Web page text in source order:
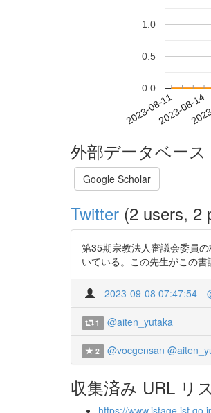
2023-08-112023-08-14
0.0
0.5
1.0
外部データベース
Google Scholar
Twitter (2 users, 2
第35期宗教法人審議会委員
いている。この先生がこの
2023-09-08 07:47:54
1 @aiten_yutaka
2 @vocgensan
収集済み URL リ